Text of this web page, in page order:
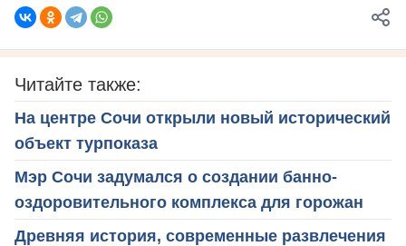
Читайте также:
На центре Сочи открыли новый исторический
объект турпоказа
Мэр Сочи задумался о создании банно-
оздоровительного комплекса для горожан
Древняя история, современные развлечения